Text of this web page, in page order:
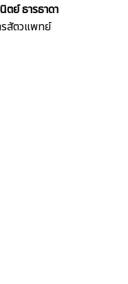
ตย์ ธารธาดา
สัตวแพทย์